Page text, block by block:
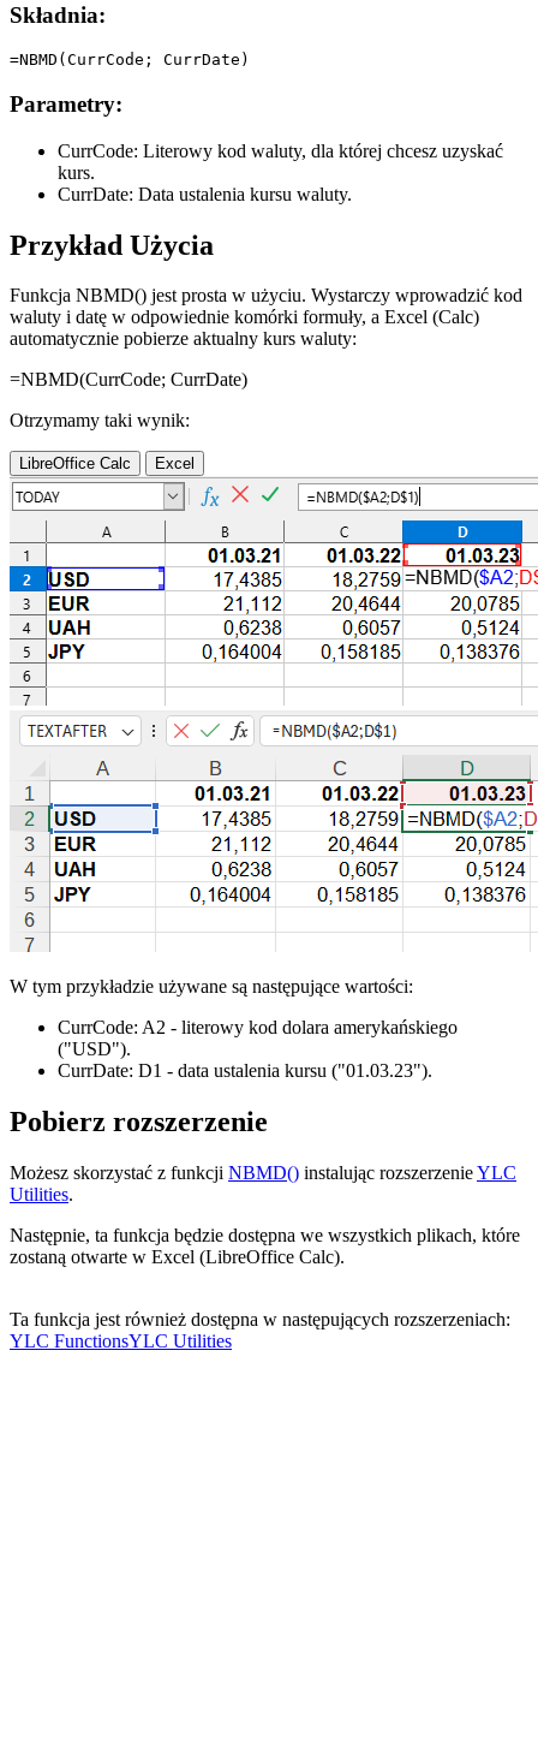
Składnia:
Parametry:
CurrCode: Literowy kod waluty, dla której chcesz uzyskać
kurs.
CurrDate: Data ustalenia kursu waluty.
Przykład Użycia
Funkcja NBMD() jest prosta w użyciu. Wystarczy wprowadzić kod
waluty i datę w odpowiednie komórki formuły, a Excel (Calc)
automatycznie pobierze aktualny kurs waluty:
=NBMD(CurrCode; CurrDate)
Otrzymamy taki wynik:
LibreOffice Calc Excel
W tym przykładzie używane są następujące wartości:
CurrCode: A2 - literowy kod dolara amerykańskiego
("USD").
CurrDate: D1 - data ustalenia kursu ("01.03.23").
Pobierz rozszerzenie
Możesz skorzystać z funkcji NBMD() instalując rozszerzenieYLC
Utilities.
Następnie, ta funkcja będzie dostępna we wszystkich plikach, które
zostaną otwarte w Excel (LibreOffice Calc).
Ta funkcja jest również dostępna w następujących rozszerzeniach:
YLC FunctionsYLC Utilities